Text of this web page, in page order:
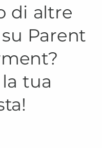
di altre
Parent
tua